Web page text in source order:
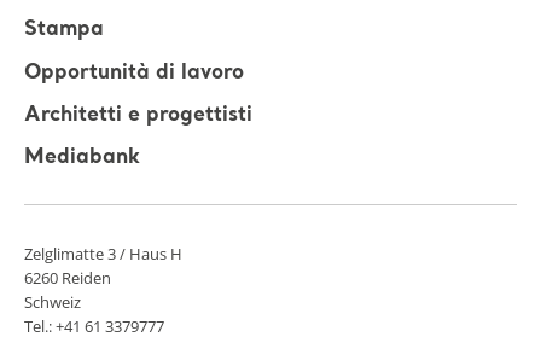
Stampa
Opportunità di lavoro
Architetti e progettisti
Mediabank
Zelglimatte 3 / Haus H
6260 Reiden
Schweiz
Tel.: +41 61 3379777